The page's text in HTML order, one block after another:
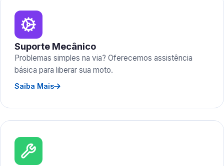
Suporte Mecânico
Problemas simples na via? Oferecemos assistência
básica para liberar sua moto.
Saiba Mais